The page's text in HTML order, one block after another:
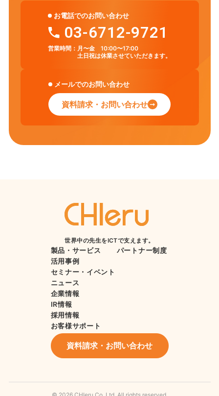
お電話でのお問い合わせ
03-6712-9721
営業時間： 月〜金 10:00〜17:00
土日祝は休業させていただきます。
メールでのお問い合わせ
資料請求・お問い合わせ
世界中の先生をICTで支えます。
製品・サービス
活用事例
セミナー・イベント
ニュース
企業情報
IR情報
採用情報
お客様サポート
パートナー制度
資料請求・お問い合わせ